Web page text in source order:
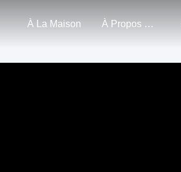
À La Maison À Propos De Nous